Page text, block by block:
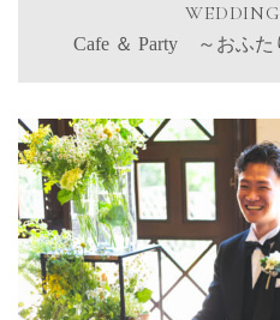
Cafe ＆ Party ～おふた